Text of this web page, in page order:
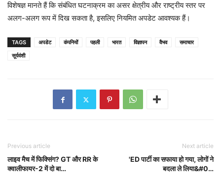
विशेषज्ञ मानते हैं कि संबंधित घटनाक्रम का असर क्षेत्रीय और राष्ट्रीय स्तर पर
अलग-अलग रूप में दिख सकता है, इसलिए नियमित अपडेट आवश्यक हैं।
TAGS अपडेट कंपनियों पहली भारत विज्ञापन वैभव
समाचार
सूर्यवंशी
Previous article
लाइव मैच में फिक्सिंग? GT और RR के
क्वालीफायर-2 में दो बा…
Next article
'ED पार्टी का सफाया हो गया, लोगों ने
बदला ले लिया&#0…